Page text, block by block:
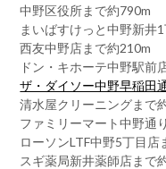
中野区役所まで約790m
まいばすけっと中野新井
西友中野店まで約210m
ドン・キホーテ中野駅前
ザ・ダイソー中野早稲田
清水屋クリーニングまで
ファミリーマート中野通
ローソンLTF中野5丁目店
スギ薬局新井薬師店まで